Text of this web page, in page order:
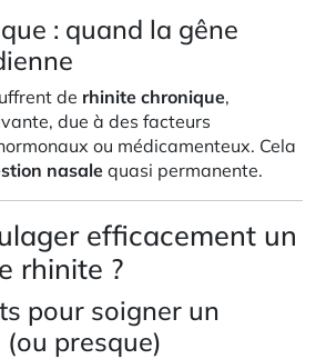
: quand la gêne
de rhinite chronique,
due à des facteurs
ou médicamenteux. Cela
nasale quasi permanente.
efficacement un
rhinite ?
pour soigner un
presque)